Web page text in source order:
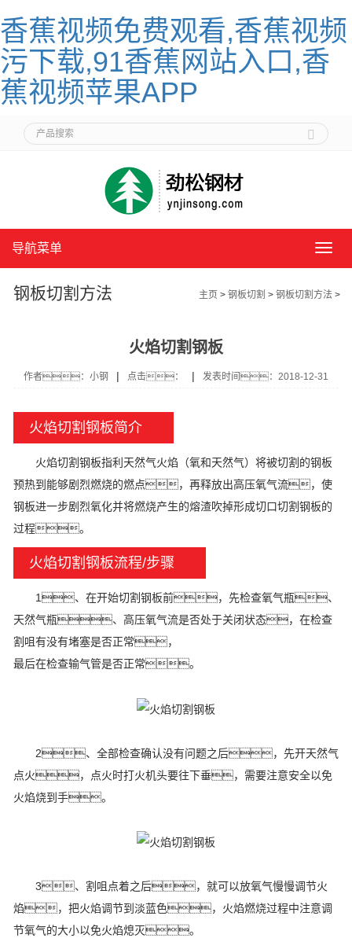
香蕉视频免费观看,香蕉视频
污下载,91香蕉网站入口,香
蕉视频苹果APP
导
单
导航菜单
钢板切割方法 主页 > 钢板切割 > 钢板切割方法 >
火焰切割钢板
作者：小钢 | 点击： | 发表时间：2018-12-31
火焰切割钢板简介
火焰切割钢板指利天然气火焰（氧和天然气）将被切割的钢板
预热到能够剧烈燃烧的燃点，再释放出高压氧气流，使
钢板进一步剧烈氧化并将燃烧产生的熔渣吹掉形成切口切割钢板的
过程。
火焰切割钢板流程/步骤
1、在开始切割钢板前，先检查氧气瓶、
天然气瓶、高压氧气流是否处于关闭状态，在检查
割咀有没有堵塞是否正常，
最后在检查输气管是否正常。
2、全部检查确认没有问题之后，先开天然气
点火，点火时打火机头要往下垂，需要注意安全以免
火焰烧到手。
3、割咀点着之后，就可以放氧气慢慢调节火
焰，把火焰调节到淡蓝色，火焰燃烧过程中注意调
节氧气的大小以免火焰熄灭。